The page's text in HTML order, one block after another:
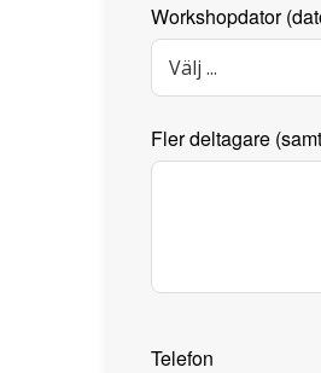
Workshopdator
Fler deltagare
Telefon